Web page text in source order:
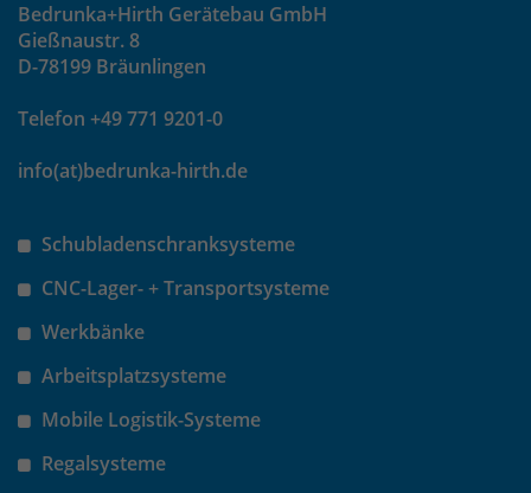
Bedrunka+Hirth Gerätebau GmbH
Gießnaustr. 8
D-78199 Bräunlingen
Telefon +49 771 9201-0
info(at)bedrunka-hirth.de
Schubladenschranksysteme
CNC-Lager- + Transportsysteme
Werkbänke
Arbeitsplatzsysteme
Mobile Logistik-Systeme
Regalsysteme